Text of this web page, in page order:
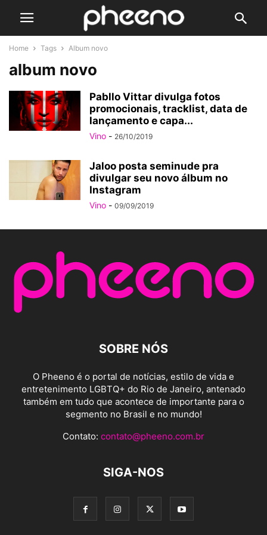
Home Tags Album novo
album novo
Pabllo Vittar divulga fotos
promocionais, tracklist, data de
lançamento e capa...
Vino - 26/10/2019
Jaloo posta seminude pra
divulgar seu novo álbum no
Instagram
Vino - 09/09/2019
SOBRE NÓS
O Pheeno é o portal de notícias, estilo de vida e
entretenimento LGBTQ+ do Rio de Janeiro, antenado
também em tudo que acontece de importante para o
segmento no Brasil e no mundo!
Contato: contato@pheeno.com.br
SIGA-NOS